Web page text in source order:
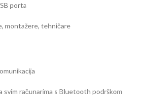
porta
montažere, tehničare
svim računarima s Bluetooth podrškom